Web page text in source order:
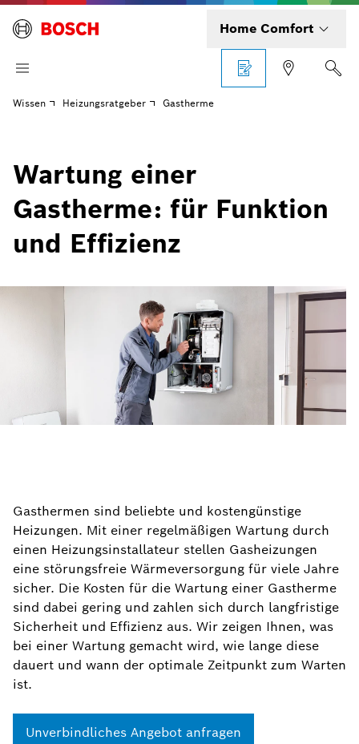
Home Comfort
Wissen Heizungsratgeber Gastherme
Wartung einer
Gastherme: für Funktion
und Effizienz
Gasthermen sind beliebte und kostengünstige
Heizungen. Mit einer regelmäßigen Wartung durch
einen Heizungsinstallateur stellen Gasheizungen
eine störungsfreie Wärmeversorgung für viele Jahre
sicher. Die Kosten für die Wartung einer Gastherme
sind dabei gering und zahlen sich durch langfristige
Sicherheit und Effizienz aus. Wir zeigen Ihnen, was
bei einer Wartung gemacht wird, wie lange diese
dauert und wann der optimale Zeitpunkt zum Warten
ist.
Unverbindliches Angebot anfragen